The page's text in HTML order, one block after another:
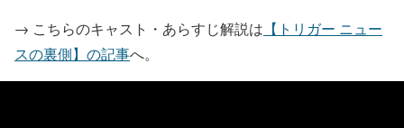
→ こちらのキャスト・あらすじ解説は 【トリガー ニュー
スの裏側】の記事へ。